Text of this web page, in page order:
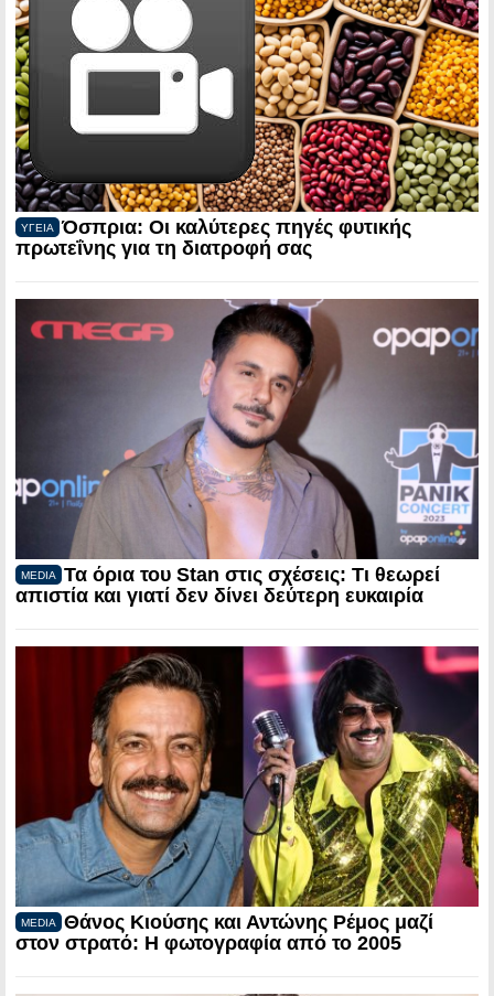
ΥΓΕΙΑ
Όσπρια: Οι καλύτερες πηγές φυτικής
πρωτεΐνης για τη διατροφή σας
MEDIA
Τα όρια του Stan στις σχέσεις: Τι θεωρεί
απιστία και γιατί δεν δίνει δεύτερη ευκαιρία
MEDIA
Θάνος Κιούσης και Αντώνης Ρέμος μαζί
στον στρατό: Η φωτογραφία από το 2005